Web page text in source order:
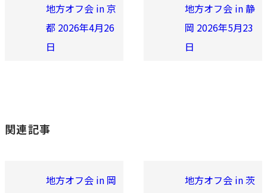
地方オフ会 in 京
都 2026年4月26
日
地方オフ会 in 静
岡 2026年5月23
日
関連記事
地方オフ会 in 岡
地方オフ会 in 茨